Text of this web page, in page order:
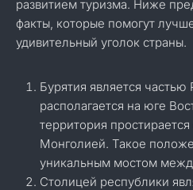
развитием туризма. Ниже
факты, которые помогут
удивительный уголок страны.
Бурятия является
располагается на юге
территория
Монголией. Такое
уникальным мостом
Столицей республики